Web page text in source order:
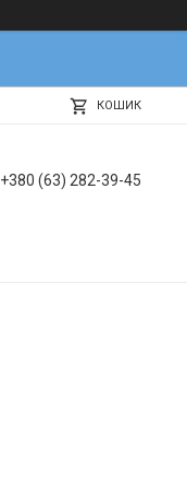
КОШИК
+380 (63) 282-39-45